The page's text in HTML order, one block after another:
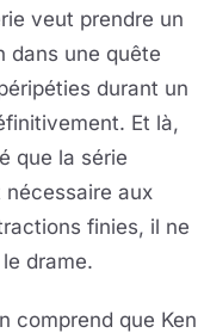
veut prendre un
dans une quête
durant un
Et là,
que la série
aux
finies, il ne
drame.
comprend que Ken